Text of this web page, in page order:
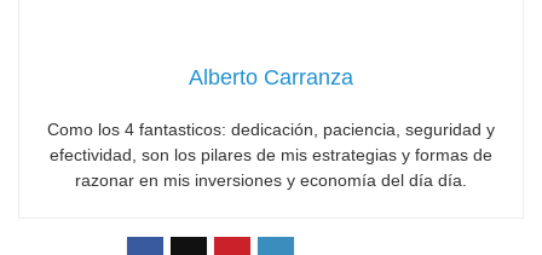
Alberto Carranza
Como los 4 fantasticos: dedicación, paciencia, seguridad y
efectividad, son los pilares de mis estrategias y formas de
razonar en mis inversiones y economía del día día.